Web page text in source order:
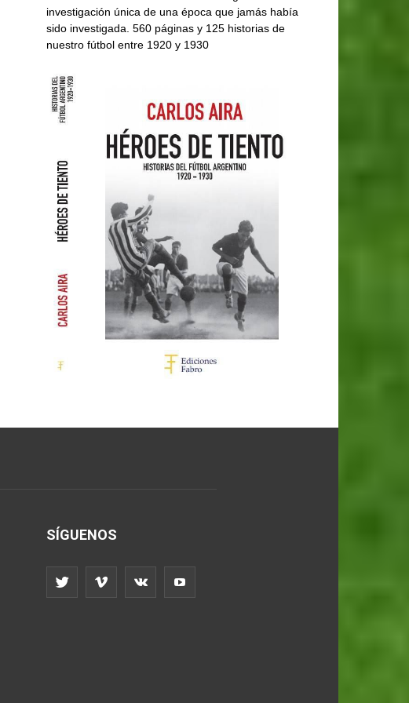
investigación única de una época que jamás había
sido investigada. 560 páginas y 125 historias de
nuestro fútbol entre 1920 y 1930
SÍGUENOS